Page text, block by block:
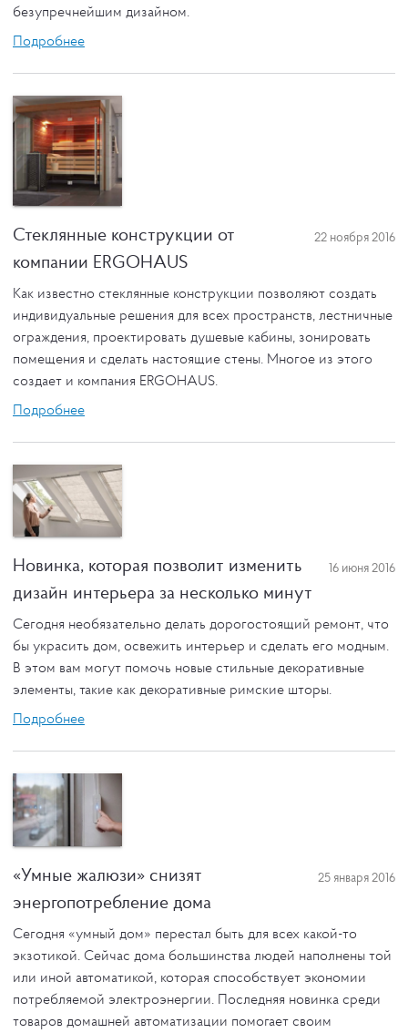
безупречнейшим дизайном.
Подробнее
22 ноября 2016
Стеклянные конструкции от
компании ERGOHAUS
Как известно стеклянные конструкции позволяют создать
индивидуальные решения для всех пространств, лестничные
ограждения, проектировать душевые кабины, зонировать
помещения и сделать настоящие стены. Многое из этого
создает и компания ERGOHAUS.
Подробнее
16 июня 2016
Новинка, которая позволит изменить
дизайн интерьера за несколько минут
Сегодня необязательно делать дорогостоящий ремонт, что
бы украсить дом, освежить интерьер и сделать его модным.
В этом вам могут помочь новые стильные декоративные
элементы, такие как декоративные римские шторы.
Подробнее
25 января 2016
«Умные жалюзи» снизят
энергопотребление дома
Сегодня «умный дом» перестал быть для всех какой-то
экзотикой. Сейчас дома большинства людей наполнены той
или иной автоматикой, которая способствует экономии
потребляемой электроэнергии. Последняя новинка среди
товаров домашней автоматизации помогает своим